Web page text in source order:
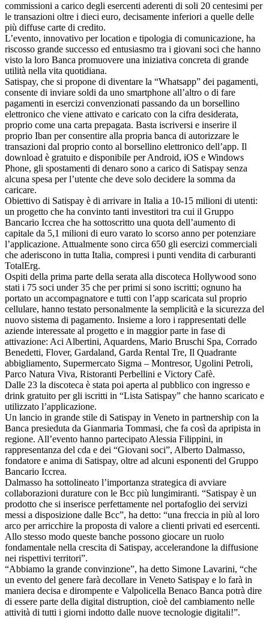
commissioni a carico degli esercenti aderenti di soli 20 centesimi per
le transazioni oltre i dieci euro, decisamente inferiori a quelle delle
più diffuse carte di credito.
L’evento, innovativo per location e tipologia di comunicazione, ha
riscosso grande successo ed entusiasmo tra i giovani soci che hanno
visto la loro Banca promuovere una iniziativa concreta di grande
utilità nella vita quotidiana.
Satispay, che si propone di diventare la “Whatsapp” dei pagamenti,
consente di inviare soldi da uno smartphone all’altro o di fare
pagamenti in esercizi convenzionati passando da un borsellino
elettronico che viene attivato e caricato con la cifra desiderata,
proprio come una carta prepagata. Basta iscriversi e inserire il
proprio Iban per consentire alla propria banca di autorizzare le
transazioni dal proprio conto al borsellino elettronico dell’app. Il
download è gratuito e disponibile per Android, iOS e Windows
Phone, gli spostamenti di denaro sono a carico di Satispay senza
alcuna spesa per l’utente che deve solo decidere la somma da
caricare.
Obiettivo di Satispay è di arrivare in Italia a 10-15 milioni di utenti:
un progetto che ha convinto tanti investitori tra cui il Gruppo
Bancario Iccrea che ha sottoscritto una quota dell’aumento di
capitale da 5,1 milioni di euro varato lo scorso anno per potenziare
l’applicazione. Attualmente sono circa 650 gli esercizi commerciali
che aderiscono in tutta Italia, compresi i punti vendita di carburanti
TotalErg.
Ospiti della prima parte della serata alla discoteca Hollywood sono
stati i 75 soci under 35 che per primi si sono iscritti; ognuno ha
portato un accompagnatore e tutti con l’app scaricata sul proprio
cellulare, hanno testato personalmente la semplicità e la sicurezza del
nuovo sistema di pagamento. Insieme a loro i rappresentati delle
aziende interessate al progetto e in maggior parte in fase di
attivazione: Aci Albertini, Aquardens, Mario Bruschi Spa, Corrado
Benedetti, Flover, Gardaland, Garda Rental Tre, Il Quadrante
abbigliamento, Supermercato Sigma – Montresor, Ugolini Petroli,
Parco Natura Viva, Ristoranti Perbellini e Victory Cafè.
Dalle 23 la discoteca è stata poi aperta al pubblico con ingresso e
drink gratuito per gli iscritti in “Lista Satispay” che hanno scaricato e
utilizzato l’applicazione.
Un lancio in grande stile di Satispay in Veneto in partnership con la
Banca presieduta da Gianmaria Tommasi, che fa così da apripista in
regione. All’evento hanno partecipato Alessia Filippini, in
rappresentanza del cda e dei “Giovani soci”, Alberto Dalmasso,
fondatore e anima di Satispay, oltre ad alcuni esponenti del Gruppo
Bancario Iccrea.
Dalmasso ha sottolineato l’importanza strategica di avviare
collaborazioni durature con le Bcc più lungimiranti. “Satispay è un
prodotto che si inserisce perfettamente nel portafoglio dei servizi
messi a disposizione dalle Bcc”, ha detto: “una freccia in più al loro
arco per arricchire la proposta di valore a clienti privati ed esercenti.
Allo stesso modo queste banche possono giocare un ruolo
fondamentale nella crescita di Satispay, accelerandone la diffusione
nei rispettivi territori”.
“Abbiamo la grande convinzione”, ha detto Simone Lavarini, “che
un evento del genere farà decollare in Veneto Satispay e lo farà in
maniera decisa e dirompente e Valpolicella Benaco Banca potrà dire
di essere parte della digital distruption, cioè del cambiamento nelle
attività di tutti i giorni indotto dalle nuove tecnologie digitali!”.